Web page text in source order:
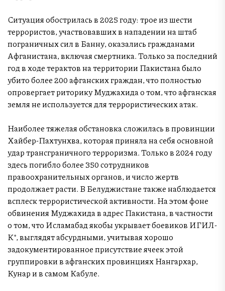
Ситуация обострилась в 2025 году: трое из шести
террористов, участвовавших в нападении на штаб
пограничных сил в Банну, оказались гражданами
Афганистана, включая смертника. Только за последний
год в ходе терактов на территории Пакистана было
убито более 200 афганских граждан, что полностью
опровергает риторику Муджахида о том, что афганская
земля не используется для террористических атак.
Наиболее тяжелая обстановка сложилась в провинции
Хайбер-Пахтунхва, которая приняла на себя основной
удар трансграничного терроризма. Только в 2024 году
здесь погибло более 350 сотрудников
правоохранительных органов, и число жертв
продолжает расти. В Белуджистане также наблюдается
всплеск террористической активности. На этом фоне
обвинения Муджахида в адрес Пакистана, в частности
о том, что Исламабад якобы укрывает боевиков ИГИЛ-
К*, выглядят абсурдными, учитывая хорошо
задокументированное присутствие ячеек этой
группировки в афганских провинциях Нангархар,
Кунар и в самом Кабуле.